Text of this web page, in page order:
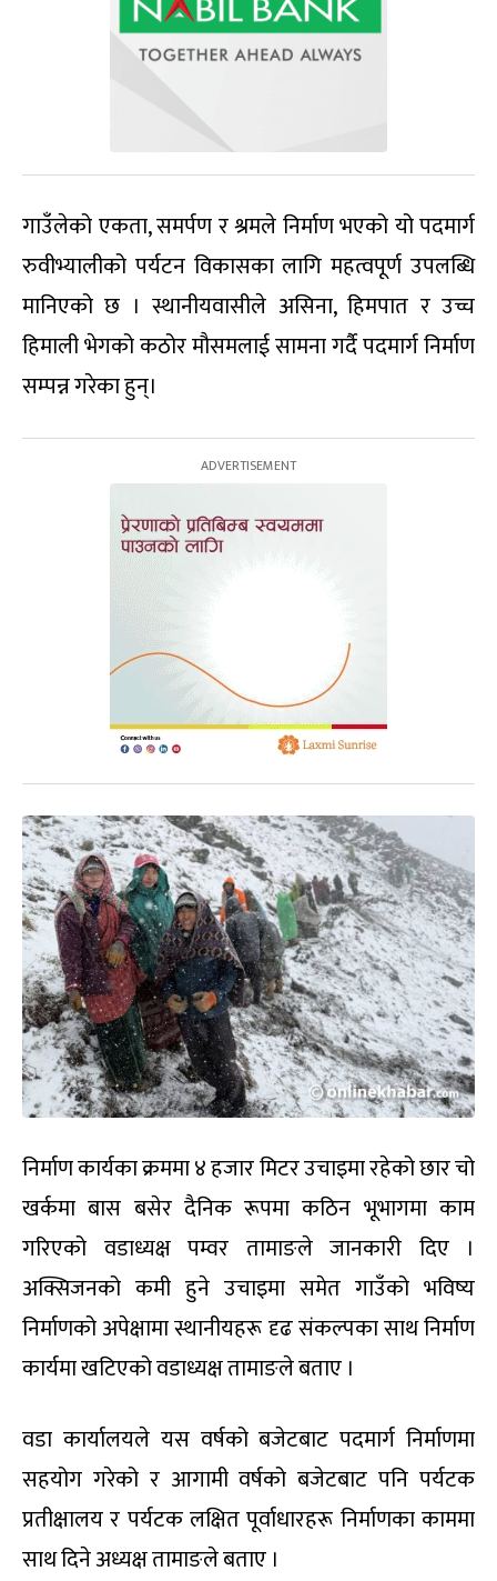
गाउँलेको एकता, समर्पण र श्रमले निर्माण भएको यो पदमार्ग
रुवीभ्यालीको पर्यटन विकासका लागि महत्वपूर्ण उपलब्धि
मानिएको छ । स्थानीयवासीले असिना, हिमपात र उच्च
हिमाली भेगको कठोर मौसमलाई सामना गर्दै पदमार्ग निर्माण
सम्पन्न गरेका हुन्।
निर्माण कार्यका क्रममा ४ हजार मिटर उचाइमा रहेको छार चो
खर्कमा बास बसेर दैनिक रूपमा कठिन भूभागमा काम
गरिएको वडाध्यक्ष पम्वर तामाङले जानकारी दिए ।
अक्सिजनको कमी हुने उचाइमा समेत गाउँको भविष्य
निर्माणको अपेक्षामा स्थानीयहरू दृढ संकल्पका साथ निर्माण
कार्यमा खटिएको वडाध्यक्ष तामाङले बताए ।
वडा कार्यालयले यस वर्षको बजेटबाट पदमार्ग निर्माणमा
सहयोग गरेको र आगामी वर्षको बजेटबाट पनि पर्यटक
प्रतीक्षालय र पर्यटक लक्षित पूर्वाधारहरू निर्माणका काममा
साथ दिने अध्यक्ष तामाङले बताए ।